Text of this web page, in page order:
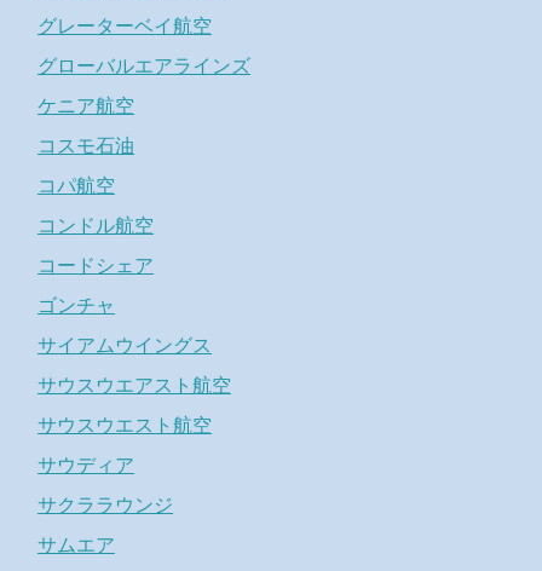
グレーターベイ航空
グローバルエアラインズ
ケニア航空
コスモ石油
コパ航空
コンドル航空
コードシェア
ゴンチャ
サイアムウイングス
サウスウエアスト航空
サウスウエスト航空
サウディア
サクララウンジ
サムエア